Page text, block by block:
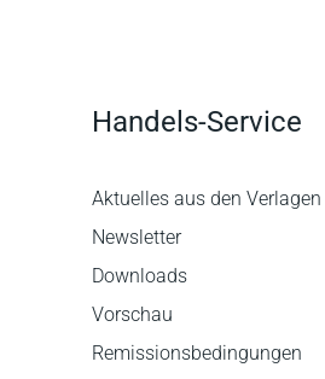
Handels-Service
Aktuelles aus den Verlagen
Newsletter
Downloads
Vorschau
Remissionsbedingungen